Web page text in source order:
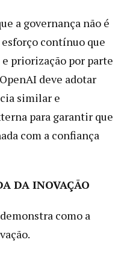
a governança não é
contínuo que
priorização por parte
deve adotar
similar e
para garantir que
com a confiança
DA INOVAÇÃO
como a